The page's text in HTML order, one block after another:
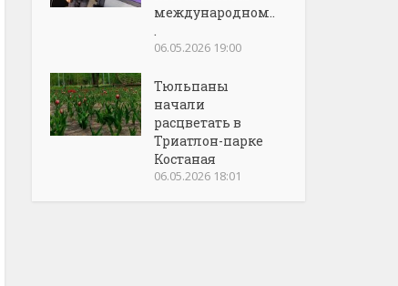
международном..
.
06.05.2026 19:00
Тюльпаны
начали
расцветать в
Триатлон-парке
Костаная
06.05.2026 18:01